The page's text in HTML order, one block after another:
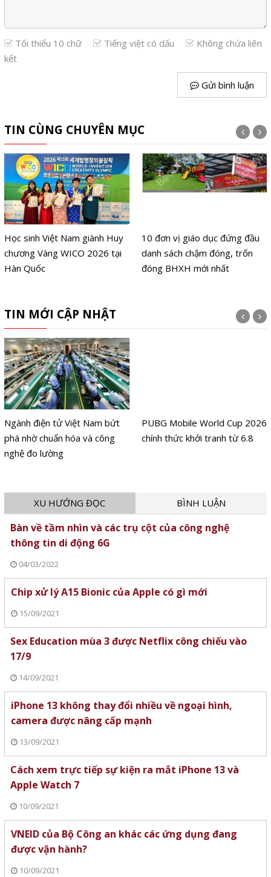
Tối thiểu 10 chữ Tiếng việt có dấu
Không chứa liên
kết
Gửi bình luận
TIN CÙNG CHUYÊN MỤC
Học sinh Việt Nam giành Huy
chương Vàng WICO 2026 tại
Hàn Quốc
10 đơn vị giáo dục đứng đầu
danh sách chậm đóng, trốn
đóng BHXH mới nhất
TIN MỚI CẬP NHẬT
Ngành điện tử Việt Nam bứt
phá nhờ chuẩn hóa và công
nghệ đo lường
PUBG Mobile World Cup 2026
chính thức khởi tranh từ 6.8
XU HƯỚNG ĐỌC BÌNH LUẬN
Bàn về tầm nhìn và các trụ cột của công nghệ
thông tin di động 6G
04/03/2022
Chip xử lý A15 Bionic của Apple có gì mới
15/09/2021
Sex Education mùa 3 được Netflix công chiếu vào
17/9
14/09/2021
iPhone 13 không thay đổi nhiều về ngoại hình,
camera được nâng cấp mạnh
13/09/2021
Cách xem trực tiếp sự kiện ra mắt iPhone 13 và
Apple Watch 7
10/09/2021
VNEID của Bộ Công an khác các ứng dụng đang
được vận hành?
10/09/2021